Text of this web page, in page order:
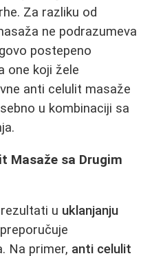
Za razliku od
ne podrazumeva
postepeno
one koji žele
anti celulit masaže
u kombinaciji sa
Masaže sa Drugim
u uklanjanju
Na primer, anti celulit